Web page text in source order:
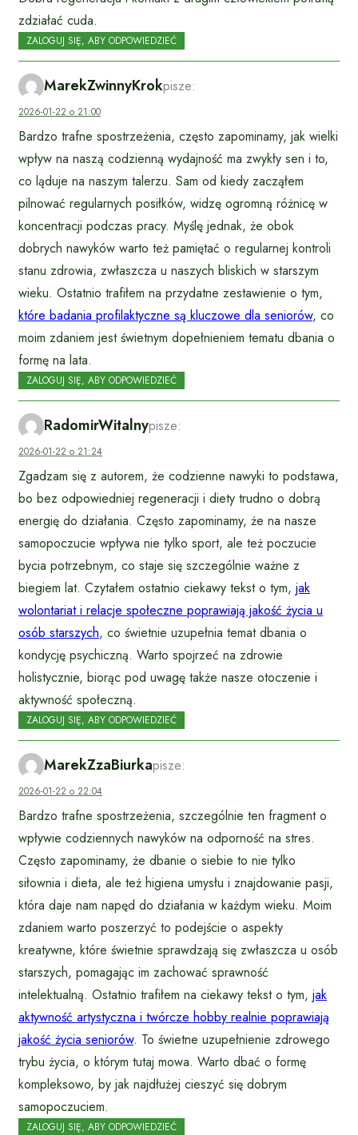
zdziałać cuda.
ZALOGUJ SIĘ, ABY ODPOWIEDZIEĆ
MarekZwinnyKrokpisze:
2026-01-22 o 21:00
Bardzo trafne spostrzeżenia, często zapominamy, jak wielki
wpływ na naszą codzienną wydajność ma zwykły sen i to,
co ląduje na naszym talerzu. Sam od kiedy zacząłem
pilnować regularnych posiłków, widzę ogromną różnicę w
koncentracji podczas pracy. Myślę jednak, że obok
dobrych nawyków warto też pamiętać o regularnej kontroli
stanu zdrowia, zwłaszcza u naszych bliskich w starszym
wieku. Ostatnio trafiłem na przydatne zestawienie o tym,
które badania profilaktyczne są kluczowe dla seniorów, co
moim zdaniem jest świetnym dopełnieniem tematu dbania o
formę na lata.
ZALOGUJ SIĘ, ABY ODPOWIEDZIEĆ
RadomirWitalnypisze:
2026-01-22 o 21:24
Zgadzam się z autorem, że codzienne nawyki to podstawa,
bo bez odpowiedniej regeneracji i diety trudno o dobrą
energię do działania. Często zapominamy, że na nasze
samopoczucie wpływa nie tylko sport, ale też poczucie
bycia potrzebnym, co staje się szczególnie ważne z
biegiem lat. Czytałem ostatnio ciekawy tekst o tym, jak
wolontariat i relacje społeczne poprawiają jakość życia u
osób starszych, co świetnie uzupełnia temat dbania o
kondycję psychiczną. Warto spojrzeć na zdrowie
holistycznie, biorąc pod uwagę także nasze otoczenie i
aktywność społeczną.
ZALOGUJ SIĘ, ABY ODPOWIEDZIEĆ
MarekZzaBiurkapisze:
2026-01-22 o 22:04
Bardzo trafne spostrzeżenia, szczególnie ten fragment o
wpływie codziennych nawyków na odporność na stres.
Często zapominamy, że dbanie o siebie to nie tylko
siłownia i dieta, ale też higiena umysłu i znajdowanie pasji,
która daje nam napęd do działania w każdym wieku. Moim
zdaniem warto poszerzyć to podejście o aspekty
kreatywne, które świetnie sprawdzają się zwłaszcza u osób
starszych, pomagając im zachować sprawność
intelektualną. Ostatnio trafiłem na ciekawy tekst o tym, jak
aktywność artystyczna i twórcze hobby realnie poprawiają
jakość życia seniorów. To świetne uzupełnienie zdrowego
trybu życia, o którym tutaj mowa. Warto dbać o formę
kompleksowo, by jak najdłużej cieszyć się dobrym
samopoczuciem.
ZALOGUJ SIĘ, ABY ODPOWIEDZIEĆ